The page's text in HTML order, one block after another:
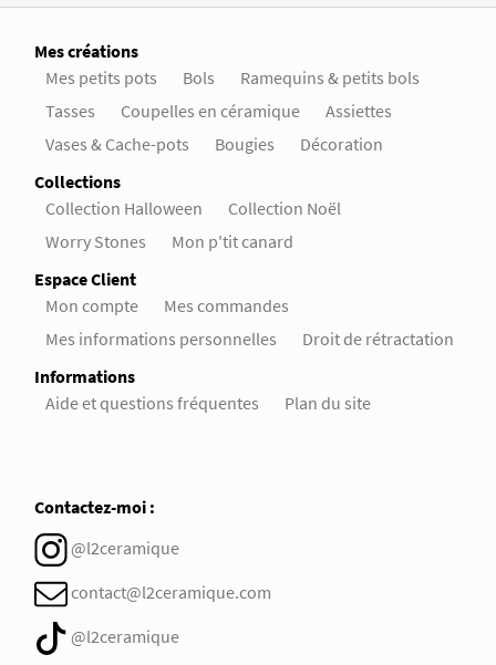
Mes créations
Mes petits pots
Bols
Ramequins & petits bols
Tasses
Coupelles en céramique
Assiettes
Vases & Cache-pots
Bougies
Décoration
Collections
Collection Halloween
Collection Noël
Worry Stones
Mon p'tit canard
Espace Client
Mon compte
Mes commandes
Mes informations personnelles
Droit de rétractation
Informations
Aide et questions fréquentes
Plan du site
Contactez-moi :
@l2ceramique
contact@l2ceramique.com
@l2ceramique